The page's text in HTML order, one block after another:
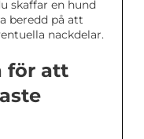
skaffar en hund
beredd på att
nackdelar.
för att